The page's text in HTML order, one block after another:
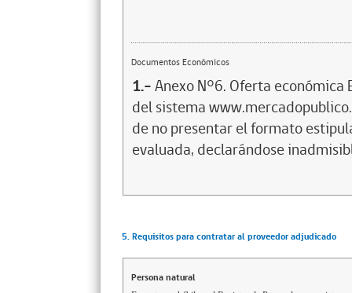
Documentos Económicos
1.-Anexo N°6. Oferta
del sistema
de no presentar el formato
evaluada, declarándose
5. Requisitos para contratar al proveedor adjudicado
Persona natural